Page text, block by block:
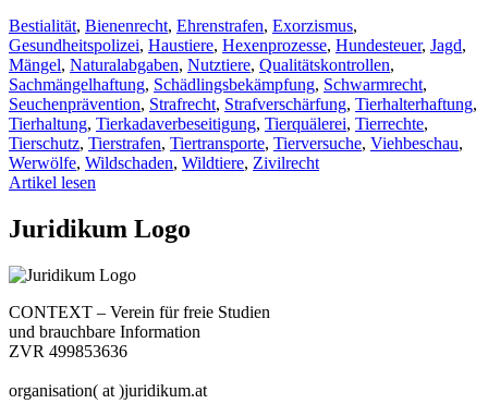
Bestialität, Bienenrecht, Ehrenstrafen, Exorzismus,
Gesundheitspolizei, Haustiere, Hexenprozesse, Hundesteuer, Jagd,
Mängel, Naturalabgaben, Nutztiere, Qualitätskontrollen,
Sachmängelhaftung, Schädlingsbekämpfung, Schwarmrecht,
Seuchenprävention, Strafrecht, Strafverschärfung, Tierhalterhaftung,
Tierhaltung, Tierkadaverbeseitigung, Tierquälerei, Tierrechte,
Tierschutz, Tierstrafen, Tiertransporte, Tierversuche, Viehbeschau,
Werwölfe, Wildschaden, Wildtiere, Zivilrecht
Artikel lesen
Juridikum Logo
CONTEXT – Verein für freie Studien
und brauchbare Information
ZVR 499853636
organisation( at )juridikum.at